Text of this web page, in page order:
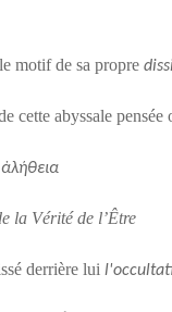
motif de sa propre
cette abyssale pensée
ἀλήθεια
la Vérité de l’Être
derrière lui